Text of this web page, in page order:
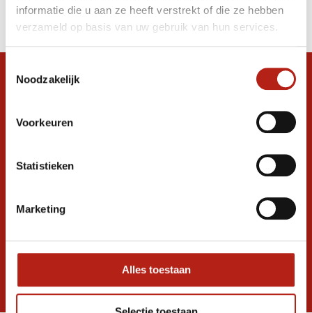
informatie die u aan ze heeft verstrekt of die ze hebben
verzameld op basis van uw gebruik van hun services.
Noodzakelijk
Voorkeuren
Statistieken
Marketing
Alles toestaan
Filter
Sorteren op
Snel antwoord op je vraag?
graag verder. 24/7
Ontvang de nieuwste aanbiedingen en
Inschrijven voor
* Lees hier de wettelijke beperkingen